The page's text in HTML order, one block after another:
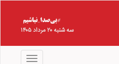
سه شنبه ۲۰ مرداد ۱۴۰۵
منو